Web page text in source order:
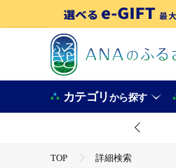
カテゴリから探す
TOP 詳細検索